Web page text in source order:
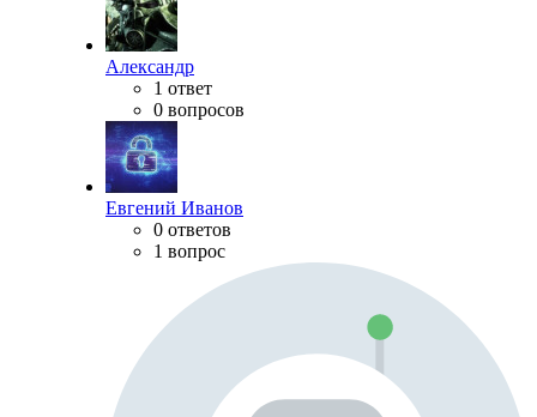
Александр
1 ответ
0 вопросов
Евгений Иванов
0 ответов
1 вопрос